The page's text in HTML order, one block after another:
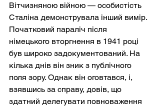
Вітчизняною війною — особистість
Сталіна демонструвала інший вимір.
Початковий параліч після
німецького вторгнення в 1941 році
був широко задокументований. На
кілька днів він зник з публічного
поля зору. Однак він оговтався, і,
взявшись за справу, довів, що
здатний делегувати повноваження